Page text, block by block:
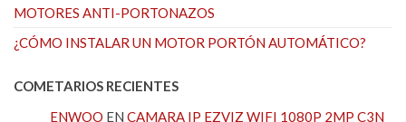
MOTORES ANTI-PORTONAZOS
¿CÓMO INSTALAR UN MOTOR PORTÓN AUTOMÁTICO?
COMETARIOS RECIENTES
ENWOO EN CAMARA IP EZVIZ WIFI 1080P 2MP C3N